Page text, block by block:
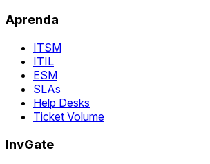
Aprenda
ITSM
ITIL
ESM
SLAs
Help Desks
Ticket Volume
InvGate